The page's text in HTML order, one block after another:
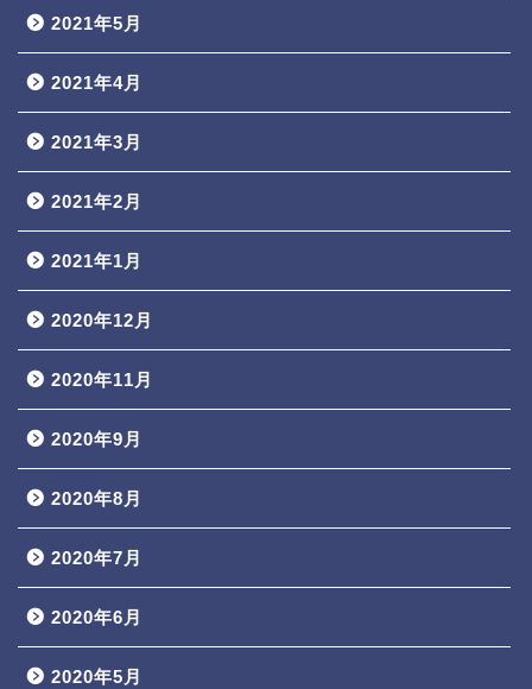
2021年5月
2021年4月
2021年3月
2021年2月
2021年1月
2020年12月
2020年11月
2020年9月
2020年8月
2020年7月
2020年6月
2020年5月